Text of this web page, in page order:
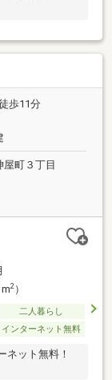
歩11分
町３丁目
2）
二人暮らし
インターネット無料
ット無料！